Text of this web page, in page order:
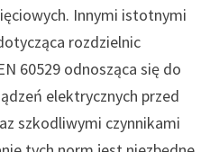
Innymi istotnymi
rozdzielnic
60529 odnosząca się do
elektrycznych przed
szkodliwymi czynnikami